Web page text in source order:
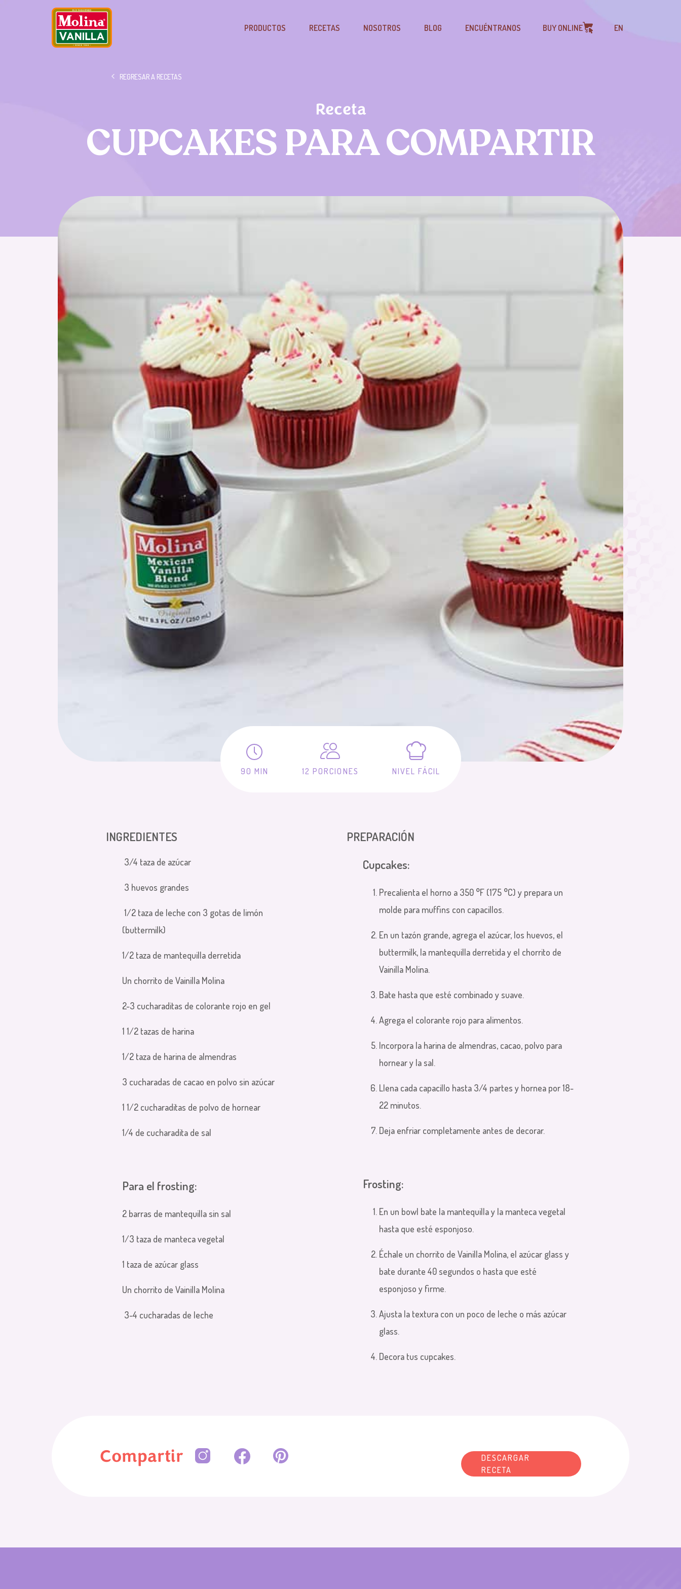
PRODUCTOS RECETAS NOSOTROS BLOG ENCUÉNTRANOS BUY ONLINE EN
REGRESAR A RECETAS
Receta
CUPCAKES PARA COMPARTIR
90 MIN 12 PORCIONES NIVEL FÁCIL
INGREDIENTES
3/4 taza de azúcar
3 huevos grandes
1/2 taza de leche con 3 gotas de limón
(buttermilk)
1/2 taza de mantequilla derretida
Un chorrito de Vainilla Molina
2-3 cucharaditas de colorante rojo en gel
1 1/2 tazas de harina
1/2 taza de harina de almendras
3 cucharadas de cacao en polvo sin azúcar
1 1/2 cucharaditas de polvo de hornear
1/4 de cucharadita de sal
Para el frosting:
2 barras de mantequilla sin sal
1/3 taza de manteca vegetal
1 taza de azúcar glass
Un chorrito de Vainilla Molina
3-4 cucharadas de leche
PREPARACIÓN
Cupcakes:
Precalienta el horno a 350 °F (175 °C) y prepara un
molde para muffins con capacillos.
En un tazón grande, agrega el azúcar, los huevos, el
buttermilk, la mantequilla derretida y el chorrito de
Vainilla Molina.
Bate hasta que esté combinado y suave.
Agrega el colorante rojo para alimentos.
Incorpora la harina de almendras, cacao, polvo para
hornear y la sal.
Llena cada capacillo hasta 3/4 partes y hornea por 18-
22 minutos.
Deja enfriar completamente antes de decorar.
Frosting:
En un bowl bate la mantequilla y la manteca vegetal
hasta que esté esponjoso.
Échale un chorrito de Vainilla Molina, el azúcar glass y
bate durante 40 segundos o hasta que esté
esponjoso y firme.
Ajusta la textura con un poco de leche o más azúcar
glass.
Decora tus cupcakes.
Compartir
DESCARGAR
RECETA